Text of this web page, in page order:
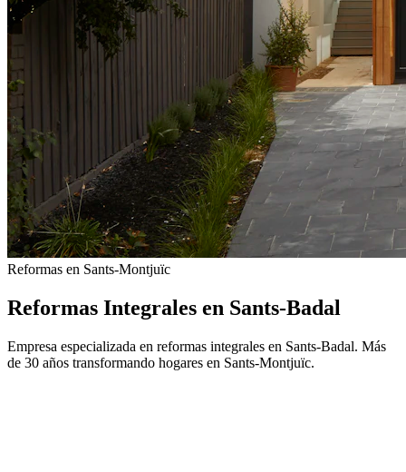
Reformas en Sants-Montjuïc
Reformas Integrales en Sants-Badal
Empresa especializada en reformas integrales en Sants-Badal. Más
de 30 años transformando hogares en Sants-Montjuïc.